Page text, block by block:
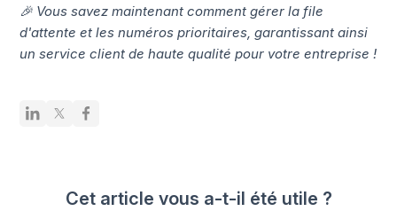
🎉 Vous savez maintenant comment gérer la file
d'attente et les numéros prioritaires, garantissant ainsi
un service client de haute qualité pour votre entreprise !
Cet article vous a-t-il été utile ?